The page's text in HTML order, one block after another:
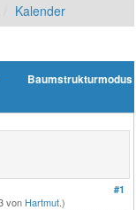
Kalender
Baumstrukturmodus
#1
von Hartmut.)